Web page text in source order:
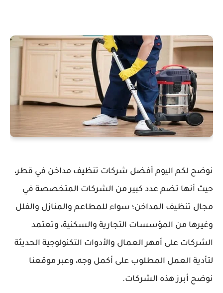
نوضح لكم اليوم أفضل شركات تنظيف مداخن في قطر،
حيث أنها تضم عدد كبير من الشركات المتخصصة في
مجال تنظيف المداخن؛ سواء للمطاعم والمنازل والفلل
وغيرها من المؤسسات التجارية والسكنية، وتعتمد
الشركات على أمهر العمال والأدوات التكنولوجية الحديثة
لتأدية العمل المطلوب على أكمل وجه، وعبر موقعنا
نوضح أبرز هذه الشركات.